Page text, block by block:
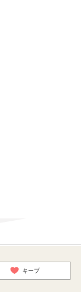
キープ